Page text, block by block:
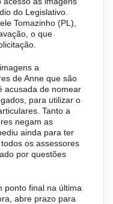
do Legislativo.
Tomazinho (PL),
o que
a
de Anne que são
acusada de nomear
para utilizar o
Tanto a
negam as
ainda para ter
os assessores
por questões
ponto final na última
abre prazo para